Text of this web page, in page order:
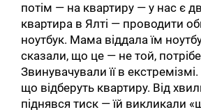
потім — на квартиру — у нас є
квартира в Ялті — проводити
ноутбук. Мама віддала їм
сказали, що це — не той,
Звинувачували її в
що відберуть квартиру. Від
піднявся тиск — їй викликали